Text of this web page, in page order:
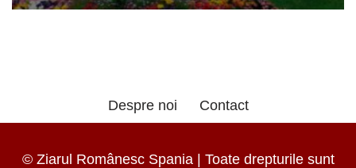
Despre noi Contact
© Ziarul Românesc Spania | Toate drepturile sunt